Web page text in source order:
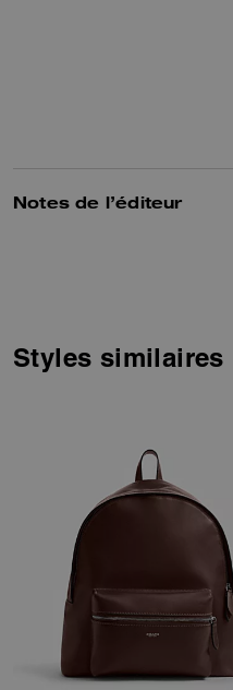
Notes de l’éditeur
Styles similaires